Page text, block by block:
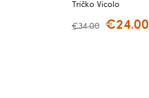
Tričko Vicolo
€34.00 €24.00